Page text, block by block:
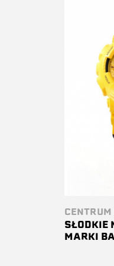
SŁODKIE
MARKI